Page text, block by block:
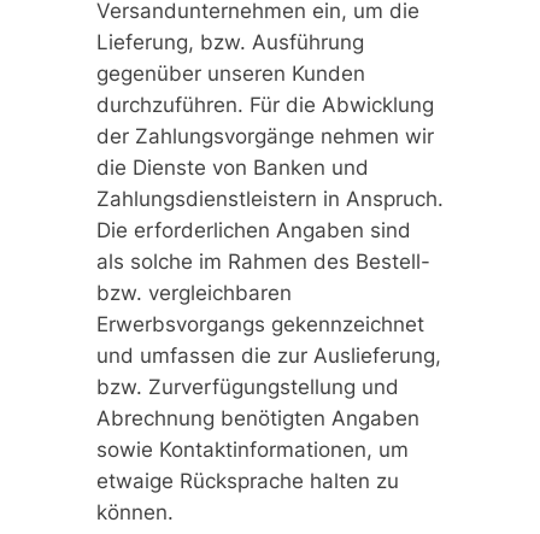
Versandunternehmen ein, um die
Lieferung, bzw. Ausführung
gegenüber unseren Kunden
durchzuführen. Für die Abwicklung
der Zahlungsvorgänge nehmen wir
die Dienste von Banken und
Zahlungsdienstleistern in Anspruch.
Die erforderlichen Angaben sind
als solche im Rahmen des Bestell-
bzw. vergleichbaren
Erwerbsvorgangs gekennzeichnet
und umfassen die zur Auslieferung,
bzw. Zurverfügungstellung und
Abrechnung benötigten Angaben
sowie Kontaktinformationen, um
etwaige Rücksprache halten zu
können.